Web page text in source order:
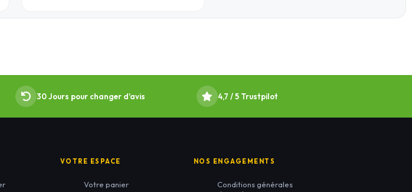
30 Jours pour changer d'avis 4,7 / 5 Trustpilot
VOTRE ESPACE
Votre panier
NOS ENGAGEMENTS
Conditions générales